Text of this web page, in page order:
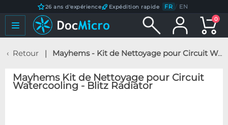
26 ans d'expérience Expédition rapide FR / EN
0
Retour Mayhems - Kit de Nettoyage pour Circuit Watercooling - Blitz Radiator
Mayhems Kit de Nettoyage pour Circuit
Watercooling - Blitz Radiator